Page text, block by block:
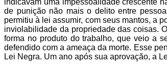
indicavam uma impessoalidade crescente
de punição não mais o delito entre
permitiu à lei assumir, com seus mantos, a
inviolabilidade da propriedade das coisas.
forma no produto do trabalho, que veio a
defendido com a ameaça da morte. Esse
Lei Negra. Um ano após sua aprovação, a